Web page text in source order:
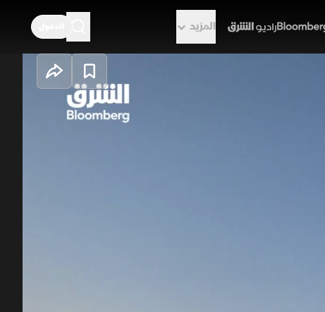
المزيد
بين واشنطن وطهران، وتفاهم
ضحايا الزلزال في فنزويلا وسط